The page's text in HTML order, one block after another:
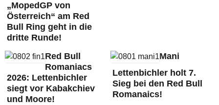
„MopedGP von
Österreich“ am Red
Bull Ring geht in die
dritte Runde!
Red Bull
Romaniacs
2026: Lettenbichler
siegt vor Kabakchiev
und Moore!
Mani
Lettenbichler holt 7.
Sieg bei den Red Bull
Romanaics!